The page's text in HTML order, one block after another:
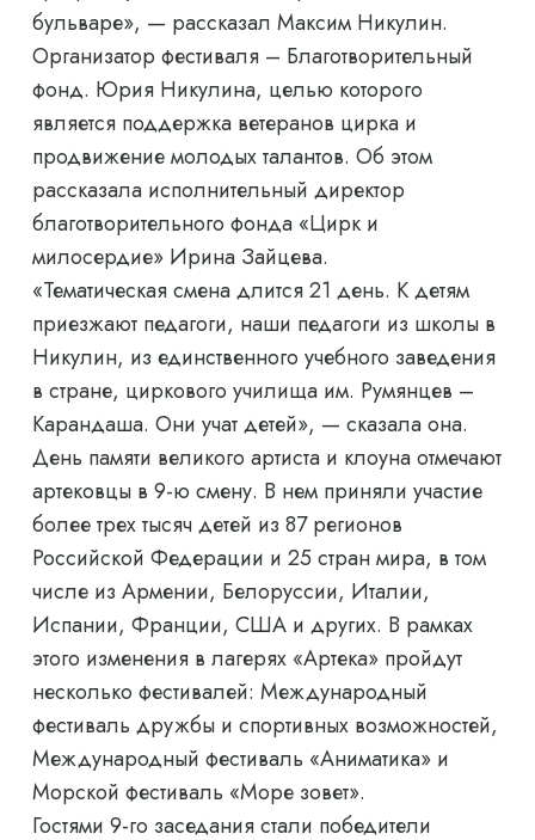
бульваре», — рассказал Максим Никулин.
Организатор фестиваля – Благотворительный
фонд. Юрия Никулина, целью которого
является поддержка ветеранов цирка и
продвижение молодых талантов. Об этом
рассказала исполнительный директор
благотворительного фонда «Цирк и
милосердие» Ирина Зайцева.
«Тематическая смена длится 21 день. К детям
приезжают педагоги, наши педагоги из школы в
Никулин, из единственного учебного заведения
в стране, циркового училища им. Румянцев –
Карандаша. Они учат детей», — сказала она.
День памяти великого артиста и клоуна отмечают
артековцы в 9-ю смену. В нем приняли участие
более трех тысяч детей из 87 регионов
Российской Федерации и 25 стран мира, в том
числе из Армении, Белоруссии, Италии,
Испании, Франции, США и других. В рамках
этого изменения в лагерях «Артека» пройдут
несколько фестивалей: Международный
фестиваль дружбы и спортивных возможностей,
Международный фестиваль «Аниматика» и
Морской фестиваль «Море зовет».
Гостями 9-го заседания стали победители